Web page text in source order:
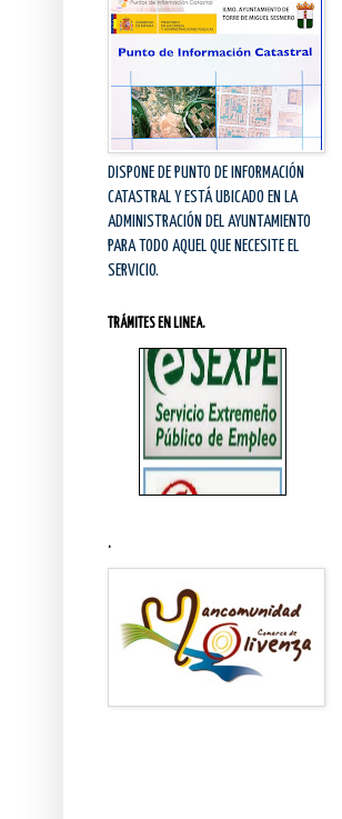
DISPONE DE PUNTO DE INFORMACIÓN
CATASTRAL Y ESTÁ UBICADO EN LA
ADMINISTRACIÓN DEL AYUNTAMIENTO
PARA TODO AQUEL QUE NECESITE EL
SERVICIO.
TRÁMITES EN LINEA.
.